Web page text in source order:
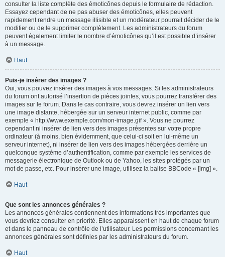
consulter la liste complète des émoticônes depuis le formulaire de rédaction.
Essayez cependant de ne pas abuser des émoticônes, elles peuvent
rapidement rendre un message illisible et un modérateur pourrait décider de le
modifier ou de le supprimer complètement. Les administrateurs du forum
peuvent également limiter le nombre d’émoticônes qu’il est possible d’insérer
à un message.
Haut
Puis-je insérer des images ?
Oui, vous pouvez insérer des images à vos messages. Si les administrateurs
du forum ont autorisé l’insertion de pièces jointes, vous pourrez transférer des
images sur le forum. Dans le cas contraire, vous devrez insérer un lien vers
une image distante, hébergée sur un serveur internet public, comme par
exemple « http://www.exemple.com/mon-image.gif ». Vous ne pourrez
cependant ni insérer de lien vers des images présentes sur votre propre
ordinateur (à moins, bien évidemment, que celui-ci soit en lui-même un
serveur internet), ni insérer de lien vers des images hébergées derrière un
quelconque système d’authentification, comme par exemple les services de
messagerie électronique de Outlook ou de Yahoo, les sites protégés par un
mot de passe, etc. Pour insérer une image, utilisez la balise BBCode « [img] ».
Haut
Que sont les annonces générales ?
Les annonces générales contiennent des informations très importantes que
vous devriez consulter en priorité. Elles apparaissent en haut de chaque forum
et dans le panneau de contrôle de l’utilisateur. Les permissions concernant les
annonces générales sont définies par les administrateurs du forum.
Haut